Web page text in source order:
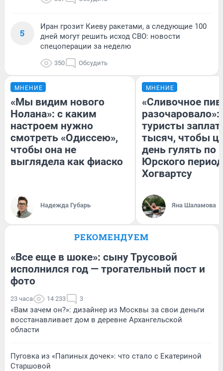
5
Иран грозит Киеву ракетами, а следующие 100
дней могут решить исход СВО: новости
спецоперации за неделю
350 Обсудить
МНЕНИЕ
«Мы видим нового
Нолана»: с каким
настроем нужно
смотреть «Одиссею»,
чтобы она не
выглядела как фиаско
Надежда Губарь
МНЕНИЕ
«Сливочное
разочаровало»:
туристы
тысяч, чтобы
день гулять по
Юрского
Хогвартсу
Яна Шаламова
РЕКОМЕНДУЕМ
«Все еще в шоке»: сыну Трусовой
исполнился год — трогательный пост и
фото
23 часа 14 233 3
«Вам зачем он?»: дизайнер из Москвы за свои деньги
восстанавливает дом в деревне Архангельской
области
Пуговка из «Папиных дочек»: что стало с Екатериной
Старшовой